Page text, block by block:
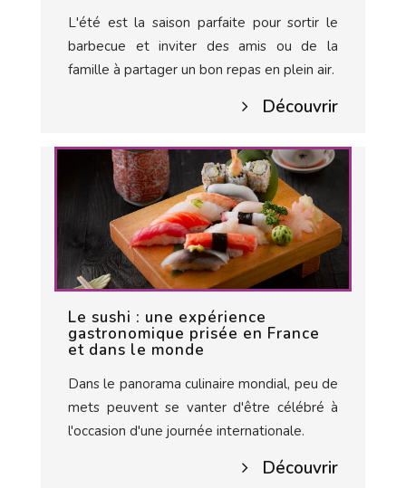
L'été est la saison parfaite pour sortir le
barbecue et inviter des amis ou de la
famille à partager un bon repas en plein air.
Découvrir
Le sushi : une expérience
gastronomique prisée en France
et dans le monde
Dans le panorama culinaire mondial, peu de
mets peuvent se vanter d'être célébré à
l'occasion d'une journée internationale.
Découvrir